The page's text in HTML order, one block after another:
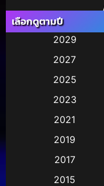
เลือกดูตามปี
2029
2027
2025
2023
2021
2019
2017
2015